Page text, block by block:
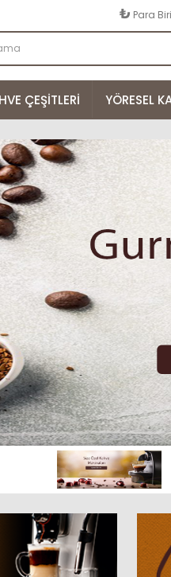
₺ Para
ÇEŞITLERI YÖRESEL